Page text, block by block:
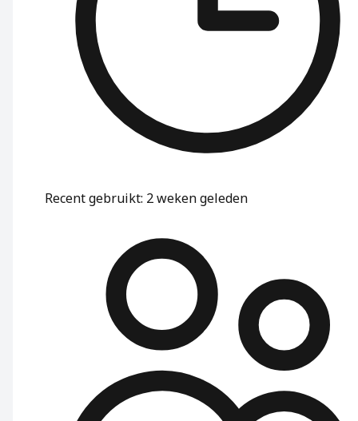
Recent gebruikt: 2 weken geleden